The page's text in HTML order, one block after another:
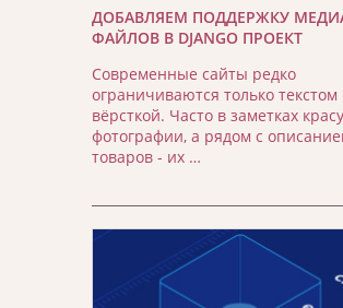
ДОБАВЛЯЕМ ПОДДЕРЖКУ
ФАЙЛОВ В DJANGO ПРОЕКТ
Современные сайты редко
ограничиваются только текстом
вёрсткой. Часто в заметках
фотографии, а рядом с
товаров - их …